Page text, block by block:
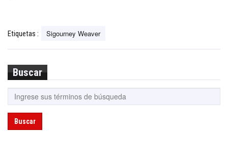
Etiquetas : Sigourney Weaver
Buscar
Buscar